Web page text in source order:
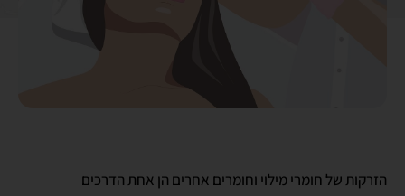
הזרקות של חומרי מילוי וחומרים אחרים הן אחת הדרכים